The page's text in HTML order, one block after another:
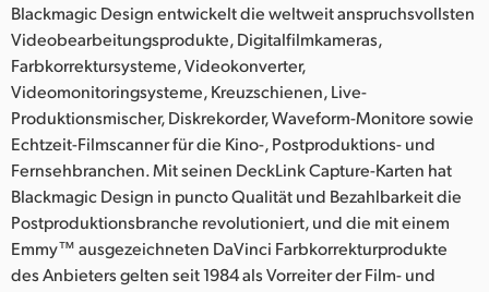
Blackmagic Design entwickelt die weltweit anspruchsvollsten
Videobearbeitungsprodukte, Digitalfilmkameras,
Farbkorrektursysteme, Videokonverter,
Videomonitoringsysteme, Kreuzschienen, Live-
Produktionsmischer, Diskrekorder, Waveform-Monitore sowie
Echtzeit-Filmscanner für die Kino-, Postproduktions- und
Fernsehbranchen. Mit seinen DeckLink Capture-Karten hat
Blackmagic Design in puncto Qualität und Bezahlbarkeit die
Postproduktionsbranche revolutioniert, und die mit einem
Emmy™ ausgezeichneten DaVinci Farbkorrekturprodukte
des Anbieters gelten seit 1984 als Vorreiter der Film- und